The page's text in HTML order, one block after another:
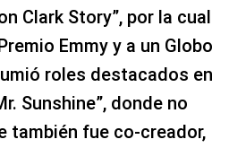
Clark Story”, por la cual
Emmy y a un Globo
roles destacados en
Sunshine”, donde no
también fue co-creador,